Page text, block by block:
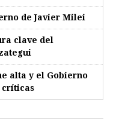
de Javier Milei
clave del
alta y el Gobierno
críticas